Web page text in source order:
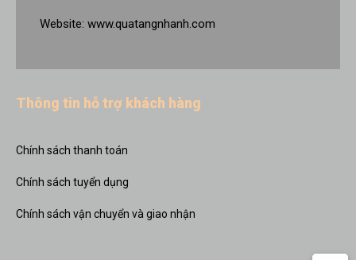
Website: www.quatangnhanh.com
Thông tin hỗ trợ khách hàng
Chính sách thanh toán
Chính sách tuyển dụng
Chính sách vận chuyển và giao nhận